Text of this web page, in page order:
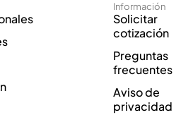
Información
Solicitar
cotización
Preguntas
frecuentes
Aviso de
privacidad